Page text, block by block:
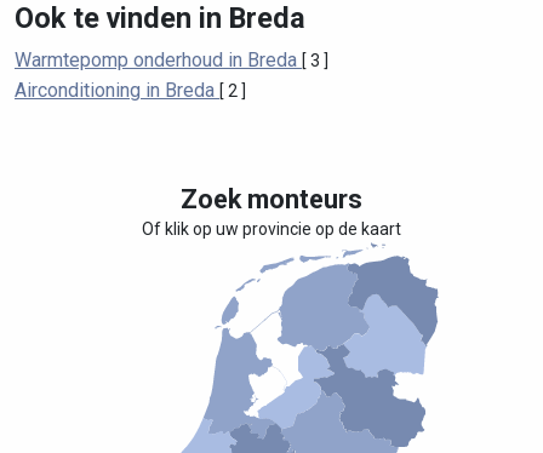
Ook te vinden in Breda
Warmtepomp onderhoud in Breda [ 3 ]
Airconditioning in Breda [ 2 ]
Zoek monteurs
Of klik op uw provincie op de kaart